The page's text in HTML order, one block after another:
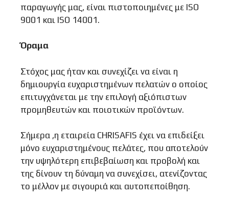
παραγωγής μας, είναι πιστοποιημένες με ISO
9001 και ISO 14001.
Όραμα
Στόχος μας ήταν και συνεχίζει να είναι η
δημιουργία ευχαριστημένων πελατών ο οποίος
επιτυγχάνεται με την επιλογή αξιόπιστων
προμηθευτών και ποιοτικών προϊόντων.
Σήμερα ,η εταιρεία CHRISAFIS έχει να επιδείξει
μόνο ευχαριστημένους πελάτες, που αποτελούν
την υψηλότερη επιβεβαίωση και προβολή και
της δίνουν τη δύναμη να συνεχίσει, ατενίζοντας
το μέλλον με σιγουριά και αυτοπεποίθηση.